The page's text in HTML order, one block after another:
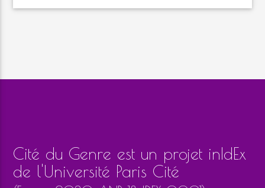
Cité du Genre est un projet inIdEx
de l'Université Paris Cité